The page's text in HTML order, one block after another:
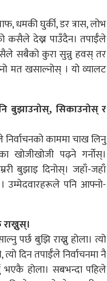
धमकी घुर्की, डर त्रास, लोभ
कसैले देख्न पाउँदैन। तपाईँले
सबैको कुरा सुन्नु हवस् तर
मत खसाल्नोस् । यो व्यालट
बुझाउनोस्, सिकाउनोस् र
निर्वाचनको काममा चाख लिनु
खोजीखोजी पढ़ने गर्नोस्।
बुझाइ दिनोस्। जहाँ-जहाँ
। उम्मेदवारहरूले पनि आफ्नो-
पर्छ बुझि राख्नु होला। त्यो
दिन तपाईँले निर्वाचनमा नै
भएकै होला। सबभन्दा पहिले